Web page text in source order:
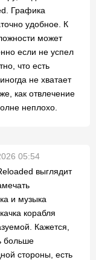
Графика
удобное. К
может
если не успел
что есть
не хватает
как отвлечение
неплохо.
05:54
выглядит
и музыка
корабля
Кажется,
больше
стороны, есть